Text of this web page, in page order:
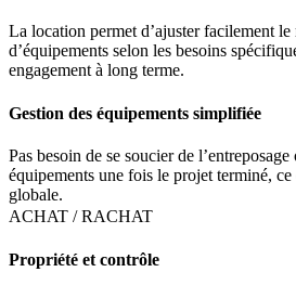
La location permet d’ajuster facilement
d’équipements selon les besoins
engagement à long terme.
Gestion des équipements simplifiée
Pas besoin de se soucier de
équipements une fois le projet terminé,
globale.
ACHAT / RACHAT
Propriété et contrôle